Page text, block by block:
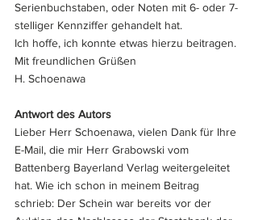
Serienbuchstaben, oder Noten mit 6- oder 7-
stelliger Kennziffer gehandelt hat.
Ich hoffe, ich konnte etwas hierzu beitragen.
Mit freundlichen Grüßen
H. Schoenawa
Antwort des Autors
Lieber Herr Schoenawa, vielen Dank für Ihre
E-Mail, die mir Herr Grabowski vom
Battenberg Bayerland Verlag weitergeleitet
hat. Wie ich schon in meinem Beitrag
schrieb: Der Schein war bereits vor der